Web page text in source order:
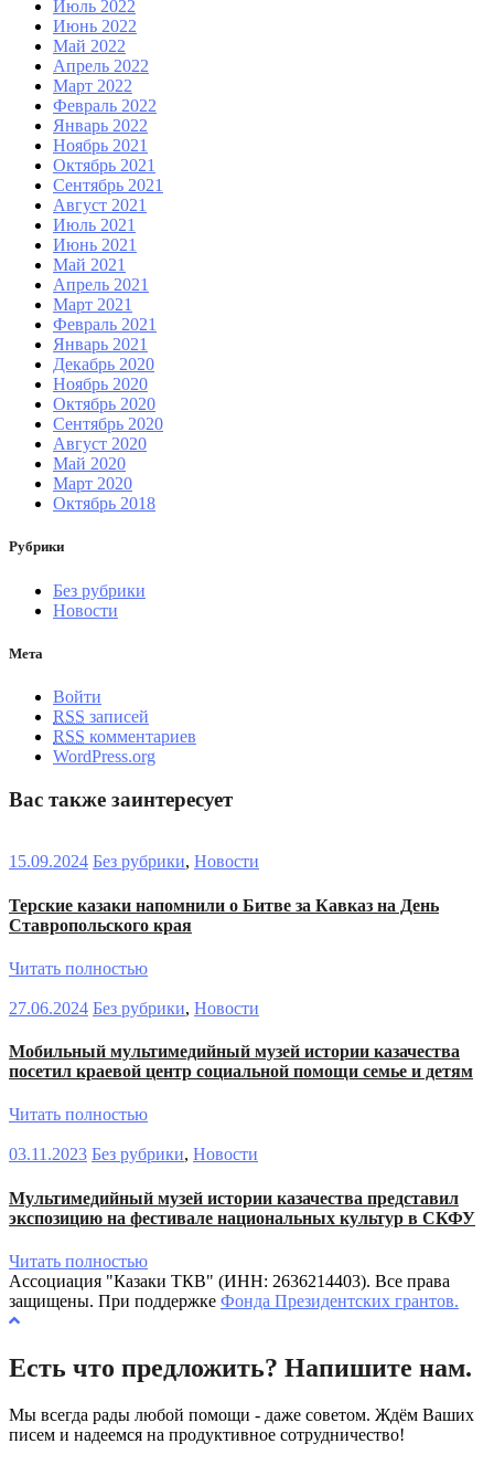
Июль 2022
Июнь 2022
Май 2022
Апрель 2022
Март 2022
Февраль 2022
Январь 2022
Ноябрь 2021
Октябрь 2021
Сентябрь 2021
Август 2021
Июль 2021
Июнь 2021
Май 2021
Апрель 2021
Март 2021
Февраль 2021
Январь 2021
Декабрь 2020
Ноябрь 2020
Октябрь 2020
Сентябрь 2020
Август 2020
Май 2020
Март 2020
Октябрь 2018
Рубрики
Без рубрики
Новости
Мета
Войти
RSS записей
RSS комментариев
WordPress.org
Вас также заинтересует
15.09.2024 Без рубрики, Новости
Терские казаки напомнили о Битве за Кавказ на День
Ставропольского края
Читать полностью
27.06.2024 Без рубрики, Новости
Мобильный мультимедийный музей истории казачества
посетил краевой центр социальной помощи семье и детям
Читать полностью
03.11.2023 Без рубрики, Новости
Мультимедийный музей истории казачества представил
экспозицию на фестивале национальных культур в СКФУ
Читать полностью
Ассоциация "Казаки ТКВ" (ИНН: 2636214403). Все права
защищены. При поддержке Фонда Президентских грантов.
Есть что предложить? Напишите нам.
Мы всегда рады любой помощи - даже советом. Ждём Ваших
писем и надеемся на продуктивное сотрудничество!